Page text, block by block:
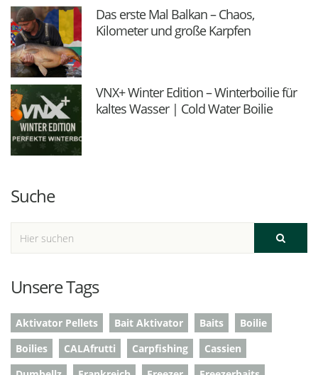
Das erste Mal Balkan – Chaos,
Kilometer und große Karpfen
VNX+ Winter Edition – Winterboilie für
kaltes Wasser | Cold Water Boilie
Suche
Unsere Tags
Aktivator Pellets Bait Aktivator Baits
Boilie
Boilies
CALAfrutti Carpfishing
Cassien